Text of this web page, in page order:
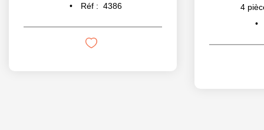
Réf : 4386 4